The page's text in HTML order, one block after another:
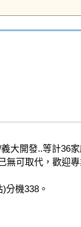
大開發..等計36
無可取代，歡迎
分機338。